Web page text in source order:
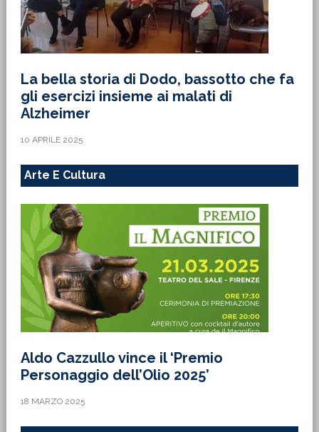
La bella storia di Dodo, bassotto che fa
gli esercizi insieme ai malati di
Alzheimer
10 APRILE 2025
Arte E Cultura
Aldo Cazzullo vince il ‘Premio
Personaggio dell’Olio 2025’
18 MARZO 2025